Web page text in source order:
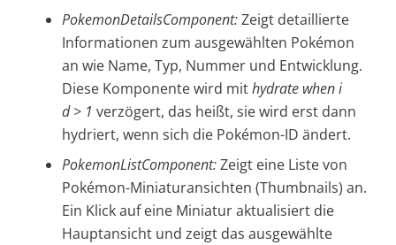
PokemonDetailsComponent:Zeigt detaillierte
Informationen zum ausgewählten Pokémon
an wie Name, Typ, Nummer und Entwicklung.
Diese Komponente wird mithydrate when i
d > 1 verzögert, das heißt, sie wird erst dann
hydriert, wenn sich die Pokémon-ID ändert.
PokemonListComponent:Zeigt eine Liste von
Pokémon-Miniaturansichten (Thumbnails) an.
Ein Klick auf eine Miniatur aktualisiert die
Hauptansicht und zeigt das ausgewählte